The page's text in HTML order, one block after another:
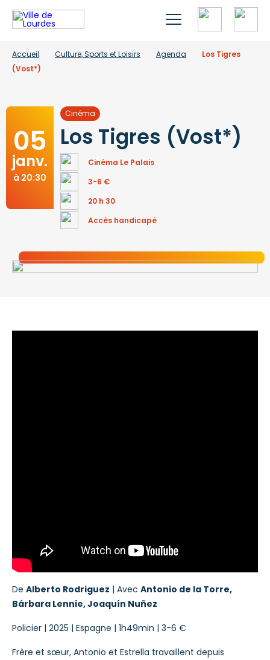
Accueil Culture, Sports et Loisirs Agenda
Los Tigres
(Vost*)
05
janv.
à 20:30
Cinéma
Los Tigres (Vost*)
Cinéma Le Palais
3-6 €
20 h 30
Accès handicapé
De Alberto Rodriguez | Avec Antonio de la Torre,
Bárbara Lennie, Joaquín Nuñez
Policier | 2025 | Espagne | 1h49min | 3-6 €
Frère et sœur, Antonio et Estrella travaillent depuis